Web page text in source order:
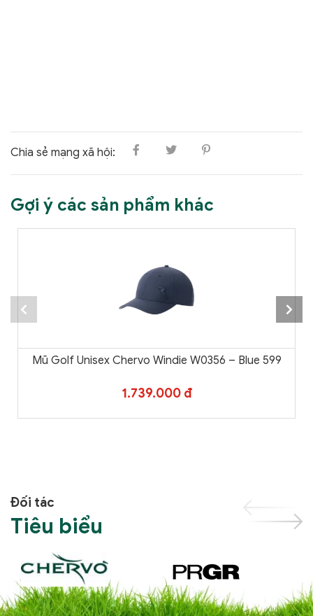
Chia sẻ mạng xã hội:
Gợi ý các sản phẩm khác
Mũ Golf Unisex Chervo Windie W0356 – Blue 599
1.739.000 đ
Đối tác
Tiêu biểu